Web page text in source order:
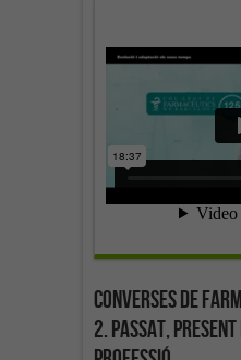
Converses de
2. Passat,